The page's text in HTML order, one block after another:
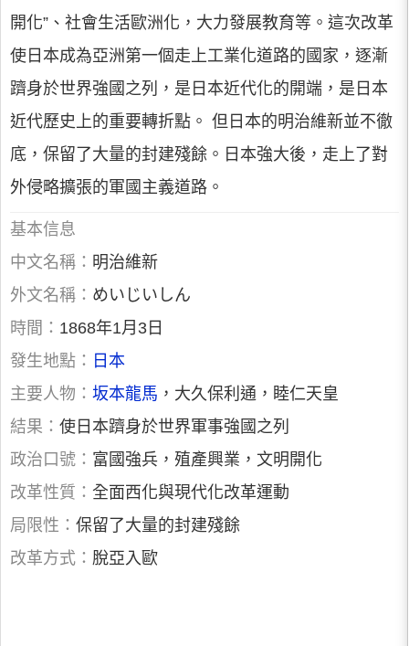
開化”、社會生活歐洲化，大力發展教育等。這次改革
使日本成為亞洲第一個走上工業化道路的國家，逐漸
躋身於世界強國之列，是日本近代化的開端，是日本
近代歷史上的重要轉折點。 但日本的明治維新並不徹
底，保留了大量的封建殘餘。日本強大後，走上了對
外侵略擴張的軍國主義道路。
基本信息
中文名稱： 明治維新
外文名稱： めいじいしん
時間： 1868年1月3日
發生地點： 日本
主要人物： 坂本龍馬 ，大久保利通，睦仁天皇
結果： 使日本躋身於世界軍事強國之列
政治口號： 富國強兵，殖產興業，文明開化
改革性質： 全面西化與現代化改革運動
局限性： 保留了大量的封建殘餘
改革方式： 脫亞入歐